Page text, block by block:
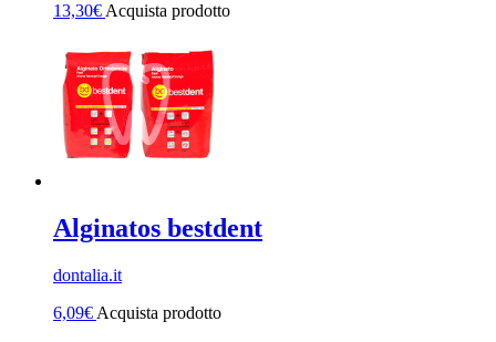
13,30€ Acquista prodotto
Alginatos bestdent
dontalia.it
6,09€ Acquista prodotto